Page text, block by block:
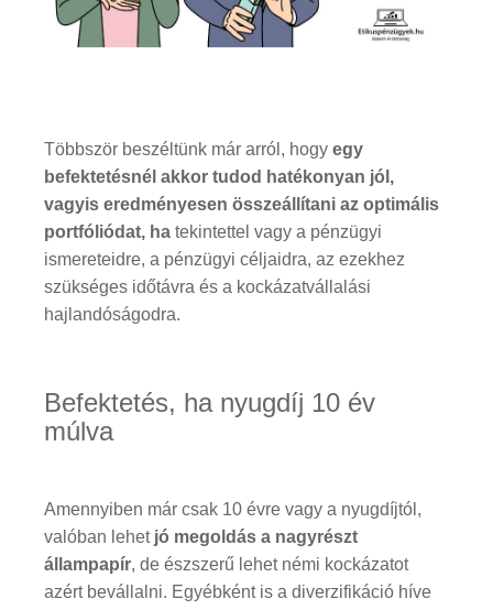
Többször beszéltünk már arról, hogy egy
befektetésnél akkor tudod hatékonyan jól,
vagyis eredményesen összeállítani az optimális
portfóliódat, ha tekintettel vagy a pénzügyi
ismereteidre, a pénzügyi céljaidra, az ezekhez
szükséges időtávra és a kockázatvállalási
hajlandóságodra.
Befektetés, ha nyugdíj 10 év
múlva
Amennyiben már csak 10 évre vagy a nyugdíjtól,
valóban lehetjó megoldás a nagyrészt
állampapír, de észszerű lehet némi kockázatot
azért bevállalni. Egyébként is a diverzifikáció híve